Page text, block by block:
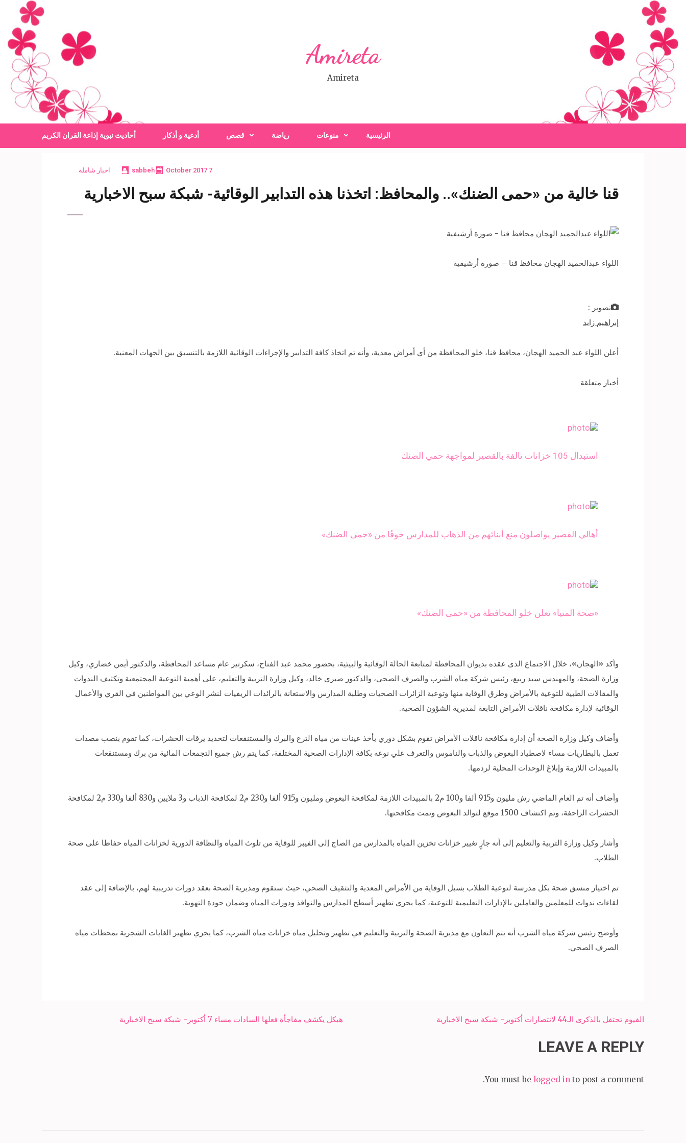
content
(Press
Enter)
Amireta
Amireta
الرئيسية منوعات رياضة قصص أدعية و أذكار أحاديث نبوية إذاعة القران الكريم
7 October 2017
sabbeh اخبار شاملة
قنا خالية من «حمى الضنك».. والمحافظ: اتخذنا هذه التدابير الوقائية- شبكة سبح الاخبارية
اللواء عبدالحميد الهجان محافظ قنا – صورة أرشيفية
تصوير :
إبراهيم زايد
أعلن اللواء عبد الحميد الهجان، محافظ قنا، خلو المحافظة من أي أمراض معدية، وأنه تم اتخاذ كافة التدابير والإجراءات الوقائية اللازمة بالتنسيق بين الجهات المعنية.
أخبار متعلقة
استبدال 105 خزانات تالفة بالقصير لمواجهة حمي الضنك
أهالي القصير يواصلون منع أبنائهم من الذهاب للمدارس خوفًا من «حمى الضنك»
«صحة المنيا» تعلن خلو المحافظة من «حمى الضنك»
وأكد «الهجان»، خلال الاجتماع الذى عقده بديوان المحافظة لمتابعة الحالة الوقائية والبيئية، بحضور محمد عبد الفتاح، سكرتير عام مساعد المحافظة، والدكتور أيمن خضاري، وكيل
وزارة الصحة، والمهندس سيد ربيع، رئيس شركة مياه الشرب والصرف الصحي، والدكتور صبري خالد، وكيل وزارة التربية والتعليم، على أهمية التوعية المجتمعية وتكثيف الندوات
والمقالات الطبية للتوعية بالأمراض وطرق الوقاية منها وتوعية الزائرات الصحيات وطلبة المدارس والاستعانة بالرائدات الريفيات لنشر الوعي بين المواطنين في القري والأعمال
الوقائية لإدارة مكافحة ناقلات الأمراض التابعة لمديرية الشؤون الصحية.
وأضاف وكيل وزارة الصحة أن إدارة مكافحة ناقلات الأمراض تقوم بشكل دوري بأخذ عينات من مياه الترع والبرك والمستنقعات لتحديد يرقات الحشرات، كما تقوم بنصب مصدات
تعمل بالبطاريات مساء لاصطياد البعوض والذباب والناموس والتعرف علي نوعه بكافة الإدارات الصحية المختلفة، كما يتم رش جميع التجمعات المائية من برك ومستنقعات
بالمبيدات اللازمة وإبلاغ الوحدات المحلية لردمها.
وأضاف أنه تم العام الماضي رش مليون و915 ألفا و100 م2 بالمبيدات اللازمة لمكافحة البعوض ومليون و915 ألفا و230 م2 لمكافحة الذباب و3 ملايين و830 ألفا و330 م2 لمكافحة
الحشرات الزاحفة، وتم اكتشاف 1500 موقع لتوالد البعوض وتمت مكافحتها.
وأشار وكيل وزارة التربية والتعليم إلى أنه جارٍ تغيير خزانات تخزين المياه بالمدارس من الصاج إلى الفيبر للوقاية من تلوث المياه والنظافة الدورية لخزانات المياه حفاظا على صحة
الطلاب.
تم اختيار منسق صحة بكل مدرسة لتوعية الطلاب بسبل الوقاية من الأمراض المعدية والتثقيف الصحي، حيث ستقوم ومديرية الصحة بعقد دورات تدريبية لهم، بالإضافة إلى عقد
لقاءات ندوات للمعلمين والعاملين بالإدارات التعليمية للتوعية، كما يجري تطهير أسطح المدارس والنوافذ ودورات المياه وضمان جودة التهوية.
وأوضح رئيس شركة مياه الشرب أنه يتم التعاون مع مديرية الصحة والتربية والتعليم في تطهير وتحليل مياه خزانات مياه الشرب، كما يجري تطهير الغابات الشجرية بمحطات مياه
الصرف الصحي.
Post
هيكل يكشف مفاجأة فعلها السادات مساء 7 أكتوبر- شبكة سبح الاخبارية الفيوم تحتفل بالذكرى الـ44 لانتصارات أكتوبر- شبكة سبح الاخبارية
LEAVE A REPLY
You must be logged in to post a comment.